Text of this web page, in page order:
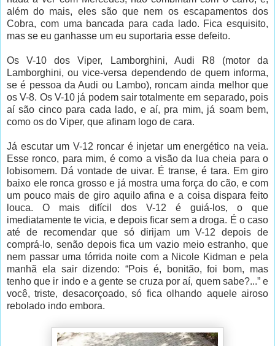
além do mais, eles são que nem os escapamentos dos
Cobra, com uma bancada para cada lado. Fica esquisito,
mas se eu ganhasse um eu suportaria esse defeito.
Os V-10 dos Viper, Lamborghini, Audi R8 (motor da
Lamborghini, ou vice-versa dependendo de quem informa,
se é pessoa da Audi ou Lambo), roncam ainda melhor que
os V-8. Os V-10 já podem sair totalmente em separado, pois
aí são cinco para cada lado, e aí, pra mim, já soam bem,
como os do Viper, que afinam logo de cara.
Já escutar um V-12 roncar é injetar um energético na veia.
Esse ronco, para mim, é como a visão da lua cheia para o
lobisomem. Dá vontade de uivar. É transe, é tara. Em giro
baixo ele ronca grosso e já mostra uma força do cão, e com
um pouco mais de giro aquilo afina e a coisa dispara feito
louca. O mais difícil dos V-12 é guiá-los, o que
imediatamente te vicia, e depois ficar sem a droga. É o caso
até de recomendar que só dirijam um V-12 depois de
comprá-lo, senão depois fica um vazio meio estranho, que
nem passar uma tórrida noite com a Nicole Kidman e pela
manhã ela sair dizendo: “Pois é, bonitão, foi bom, mas
tenho que ir indo e a gente se cruza por aí, quem sabe?...” e
você, triste, desacorçoado, só fica olhando aquele airoso
rebolado indo embora.